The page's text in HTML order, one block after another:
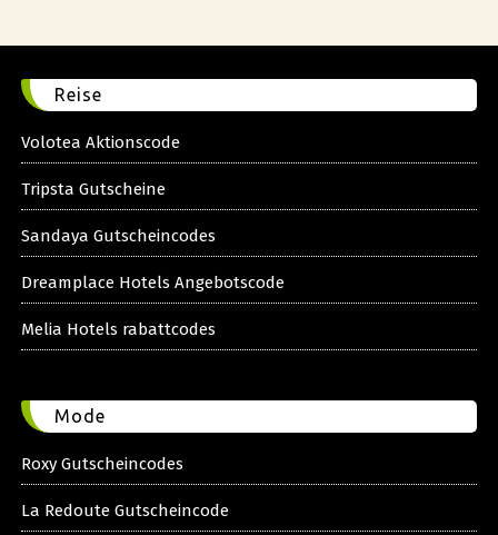
Reise
Volotea Aktionscode
Tripsta Gutscheine
Sandaya Gutscheincodes
Dreamplace Hotels Angebotscode
Melia Hotels rabattcodes
Mode
Roxy Gutscheincodes
La Redoute Gutscheincode